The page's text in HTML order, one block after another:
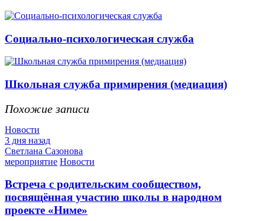
Социально-психологическая служба
Школьная служба примирения (медиация)
Похожие записи
Новости
3 дня назад
Светлана Сазонова
мероприятие Новости
Встреча с родительским сообществом,
посвящённая участию школы в народном
проекте «Ниме»